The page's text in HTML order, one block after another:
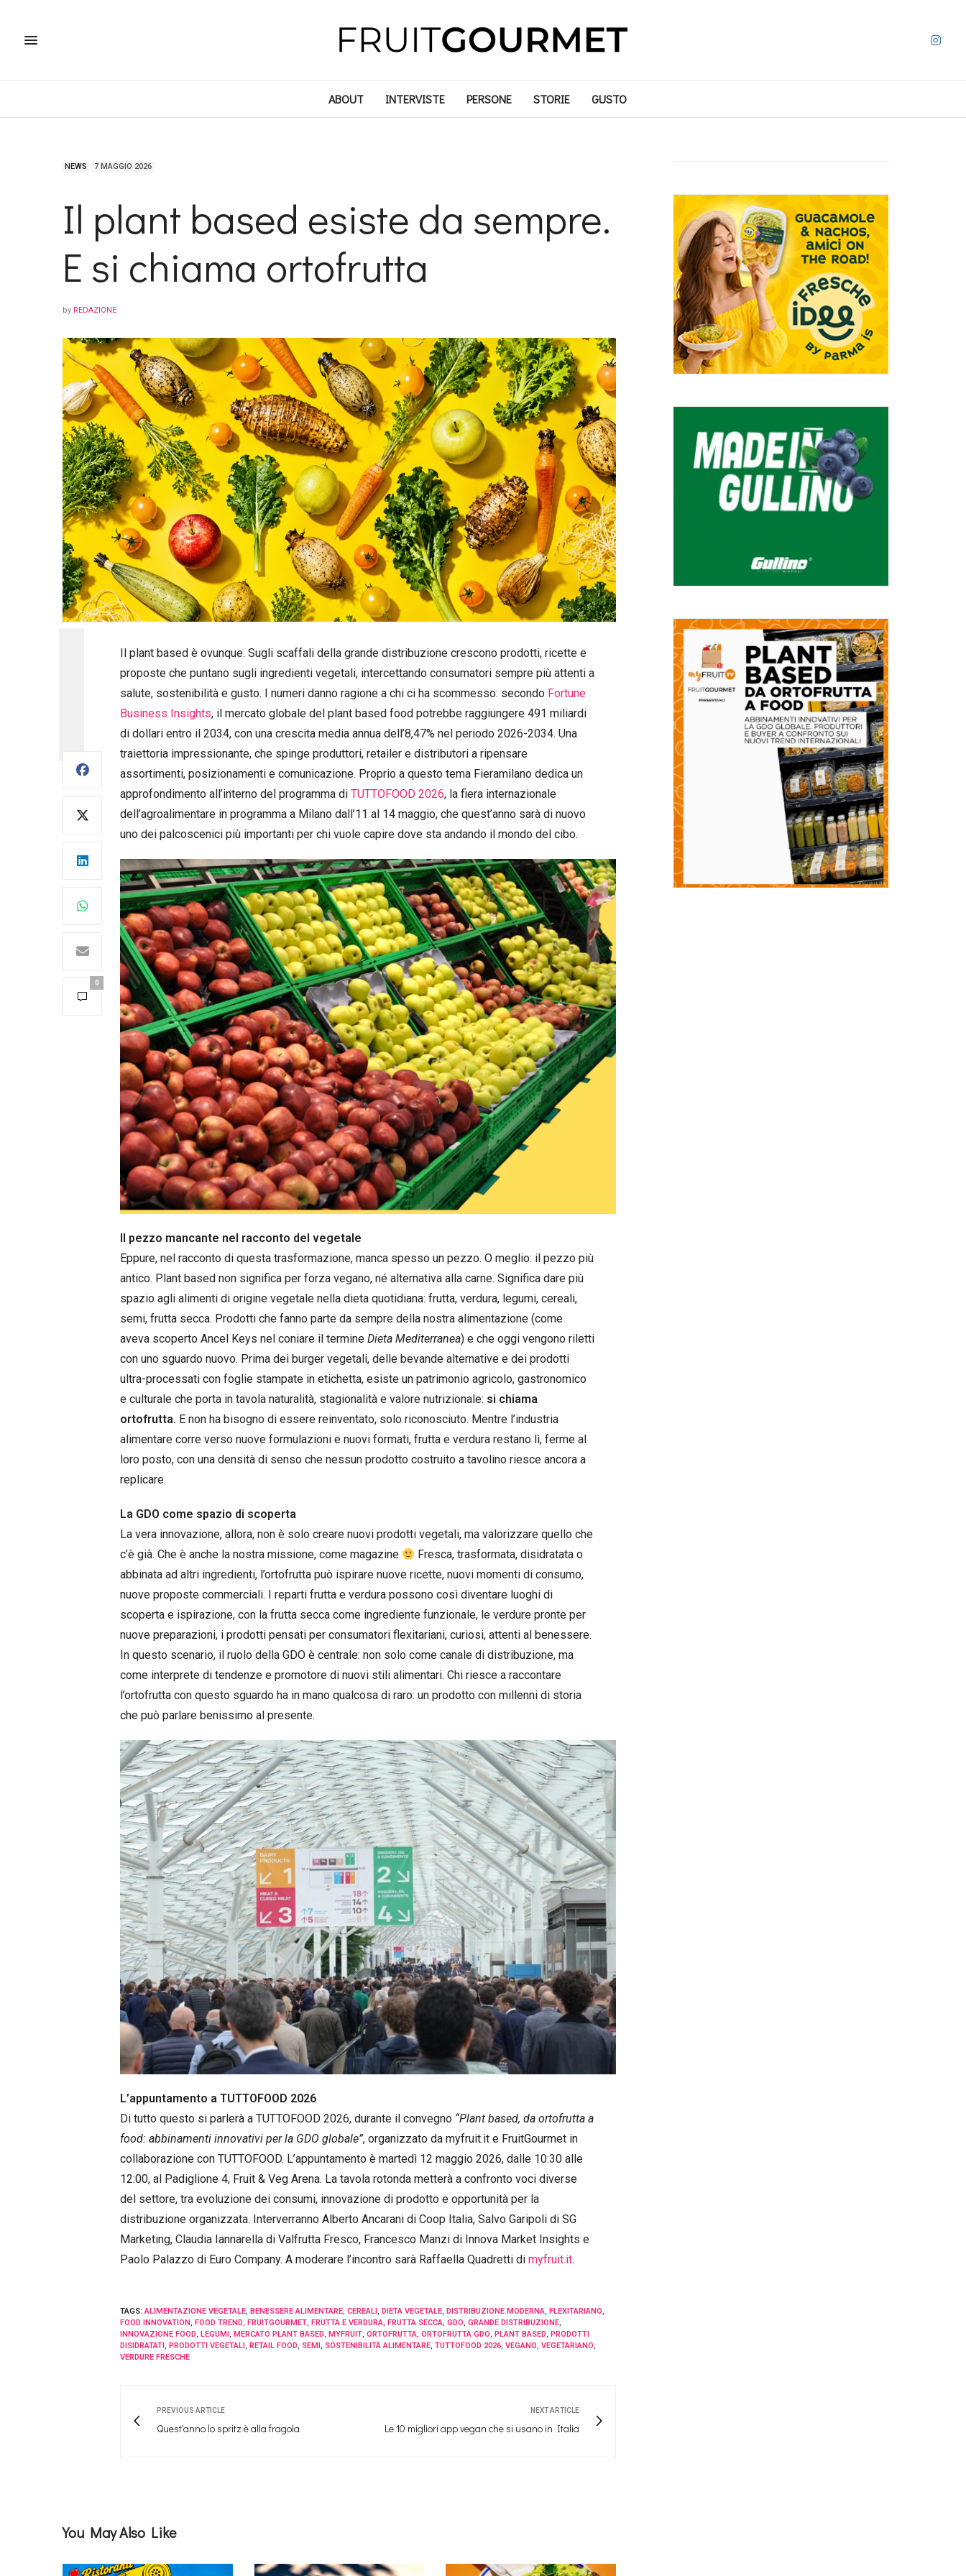
ABOUT INTERVISTE PERSONE STORIE GUSTO
NEWS 7 MAGGIO 2026
Il plant based esiste da sempre.
E si chiama ortofrutta
by REDAZIONE
0
Il plant based è ovunque. Sugli scaffali della grande distribuzione crescono prodotti, ricette e
proposte che puntano sugli ingredienti vegetali, intercettando consumatori sempre più attenti a
salute, sostenibilità e gusto. I numeri danno ragione a chi ci ha scommesso: secondo Fortune
Business Insights, il mercato globale del plant based food potrebbe raggiungere 491 miliardi
di dollari entro il 2034, con una crescita media annua dell’8,47% nel periodo 2026-2034. Una
traiettoria impressionante, che spinge produttori, retailer e distributori a ripensare
assortimenti, posizionamenti e comunicazione. Proprio a questo tema Fieramilano dedica un
approfondimento all’interno del programma di TUTTOFOOD 2026, la fiera internazionale
dell’agroalimentare in programma a Milano dall’11 al 14 maggio, che quest’anno sarà di nuovo
uno dei palcoscenici più importanti per chi vuole capire dove sta andando il mondo del cibo.
Il pezzo mancante nel racconto del vegetale
Eppure, nel racconto di questa trasformazione, manca spesso un pezzo. O meglio: il pezzo più
antico. Plant based non significa per forza vegano, né alternativa alla carne. Significa dare più
spazio agli alimenti di origine vegetale nella dieta quotidiana: frutta, verdura, legumi, cereali,
semi, frutta secca. Prodotti che fanno parte da sempre della nostra alimentazione (come
aveva scoperto Ancel Keys nel coniare il termine Dieta Mediterranea) e che oggi vengono riletti
con uno sguardo nuovo. Prima dei burger vegetali, delle bevande alternative e dei prodotti
ultra-processati con foglie stampate in etichetta, esiste un patrimonio agricolo, gastronomico
e culturale che porta in tavola naturalità, stagionalità e valore nutrizionale: si chiama
ortofrutta. E non ha bisogno di essere reinventato, solo riconosciuto. Mentre l’industria
alimentare corre verso nuove formulazioni e nuovi formati, frutta e verdura restano lì, ferme al
loro posto, con una densità di senso che nessun prodotto costruito a tavolino riesce ancora a
replicare.
La GDO come spazio di scoperta
La vera innovazione, allora, non è solo creare nuovi prodotti vegetali, ma valorizzare quello che
c’è già. Che è anche la nostra missione, come magazine
Fresca, trasformata, disidratata o
abbinata ad altri ingredienti, l’ortofrutta può ispirare nuove ricette, nuovi momenti di consumo,
nuove proposte commerciali. I reparti frutta e verdura possono così diventare luoghi di
scoperta e ispirazione, con la frutta secca come ingrediente funzionale, le verdure pronte per
nuove preparazioni, i prodotti pensati per consumatori flexitariani, curiosi, attenti al benessere.
In questo scenario, il ruolo della GDO è centrale: non solo come canale di distribuzione, ma
come interprete di tendenze e promotore di nuovi stili alimentari. Chi riesce a raccontare
l’ortofrutta con questo sguardo ha in mano qualcosa di raro: un prodotto con millenni di storia
che può parlare benissimo al presente.
L’appuntamento a TUTTOFOOD 2026
Di tutto questo si parlerà a TUTTOFOOD 2026, durante il convegno “Plant based, da ortofrutta a
food: abbinamenti innovativi per la GDO globale”, organizzato da myfruit.it e FruitGourmet in
collaborazione con TUTTOFOOD. L’appuntamento è martedì 12 maggio 2026, dalle 10:30 alle
12:00, al Padiglione 4, Fruit & Veg Arena. La tavola rotonda metterà a confronto voci diverse
del settore, tra evoluzione dei consumi, innovazione di prodotto e opportunità per la
distribuzione organizzata. Interverranno Alberto Ancarani di Coop Italia, Salvo Garipoli di SG
Marketing, Claudia Iannarella di Valfrutta Fresco, Francesco Manzi di Innova Market Insights e
Paolo Palazzo di Euro Company. A moderare l’incontro sarà Raffaella Quadretti di myfruit.it.
TAGS: ALIMENTAZIONE VEGETALE, BENESSERE ALIMENTARE, CEREALI, DIETA VEGETALE, DISTRIBUZIONE MODERNA, FLEXITARIANO,
FOOD INNOVATION, FOOD TREND, FRUITGOURMET, FRUTTA E VERDURA, FRUTTA SECCA, GDO, GRANDE DISTRIBUZIONE,
INNOVAZIONE FOOD, LEGUMI, MERCATO PLANT BASED, MYFRUIT, ORTOFRUTTA, ORTOFRUTTA GDO, PLANT BASED, PRODOTTI
DISIDRATATI, PRODOTTI VEGETALI, RETAIL FOOD, SEMI, SOSTENIBILITÀ ALIMENTARE, TUTTOFOOD 2026, VEGANO, VEGETARIANO,
VERDURE FRESCHE
PREVIOUS ARTICLE
Quest'anno lo spritz è alla fragola
NEXT ARTICLE
Le 10 migliori app vegan che si usano in Italia
You May Also Like